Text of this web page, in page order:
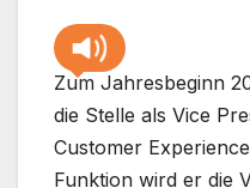
Zum Jahresbeginn
die Stelle als Vice
Customer
Funktion wird er die